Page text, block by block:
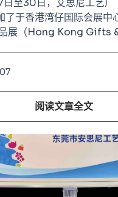
至30日，艾思尼工艺
于香港湾仔国际会展中
展（Hong Kong Gifts
品展长期以来都是全球
属工艺行业的重要交流
阅读文章全文